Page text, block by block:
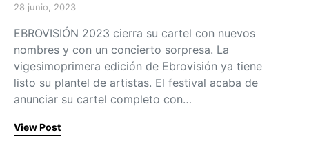
Posted on
28 junio, 2023
EBROVISIÓN 2023 cierra su cartel con nuevos
nombres y con un concierto sorpresa. La
vigesimoprimera edición de Ebrovisión ya tiene
listo su plantel de artistas. El festival acaba de
anunciar su cartel completo con…
View Post